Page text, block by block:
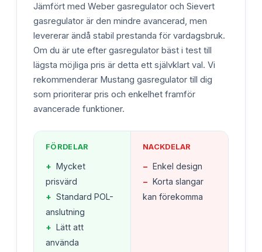
Jämfört med Weber gasregulator och Sievert
gasregulator är den mindre avancerad, men
levererar ändå stabil prestanda för vardagsbruk.
Om du är ute efter gasregulator bäst i test till
lägsta möjliga pris är detta ett självklart val. Vi
rekommenderar Mustang gasregulator till dig
som prioriterar pris och enkelhet framför
avancerade funktioner.
FÖRDELAR
+ Mycket
prisvärd
+ Standard POL-
anslutning
+ Lätt att
använda
NACKDELAR
− Enkel design
− Korta slangar
kan förekomma